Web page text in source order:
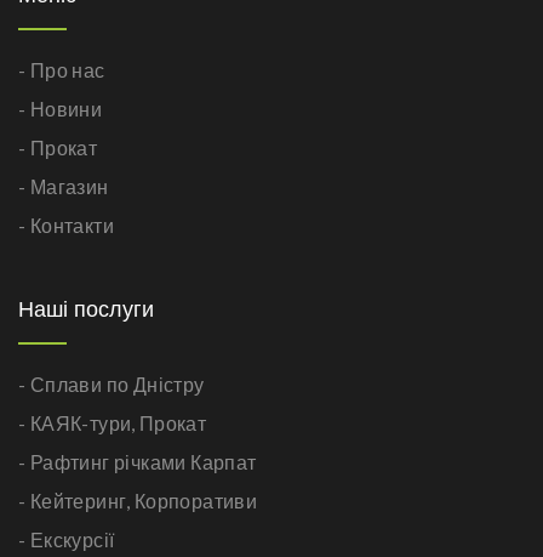
- Про нас
- Новини
- Прокат
- Магазин
- Контакти
Наші послуги
- Сплави по Дністру
- КАЯК-тури, Прокат
- Рафтинг річками Карпат
- Кейтеринг, Корпоративи
- Екскурсії